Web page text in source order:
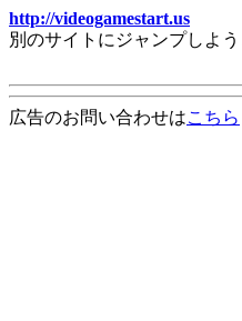
http://videogamestart.us
別のサイトにジャンプしよ
広告のお問い合わせはこちら